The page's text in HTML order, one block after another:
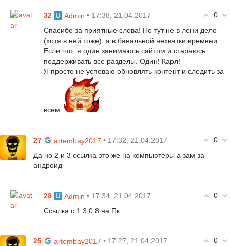
0
32 Admin • 17:38, 21.04.2017
Спасибо за приятные слова! Но тут не в лени дело
(хотя в ней тоже), а в банальной нехватки времени.
Если что, я один занимаюсь сайтом и стараюсь
поддерживать все разделы. Один! Карл!
Я просто не успеваю обновлять контент и следить за
всем.
0
27 artembay2017 • 17:32, 21.04.2017
Да но 2 и 3 ссылка это же на компьютеры а зам за
андроид
0
28 Admin • 17:34, 21.04.2017
Ссылка с 1.3.0.8 на Пк
0
25 artembay2017 • 17:27, 21.04.2017